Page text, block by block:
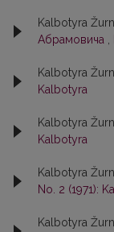
Kalbotyra
Абрамовича
Kalbotyra
Kalbotyra
Kalbotyra
Kalbotyra
Kalbotyra
No. 2 (1971):
Kalbotyra